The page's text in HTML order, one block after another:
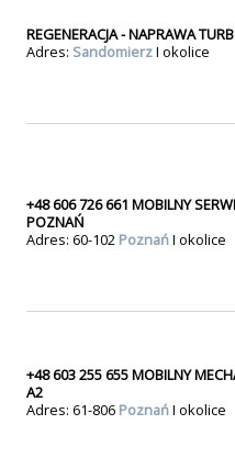
REGENERACJA - NAPRAWA
Adres: SandomierzI okolice
+48 606 726 661 MOBILNY
POZNAŃ
Adres: 60-102 PoznańI okolice
+48 603 255 655 MOBILNY
A2
Adres: 61-806 PoznańI okolice